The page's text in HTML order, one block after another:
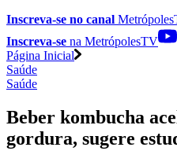
Inscreva-se no canal
Inscreva-se na MetrópolesTV
Página Inicial
Saúde
Saúde
Beber kombucha
gordura, sugere